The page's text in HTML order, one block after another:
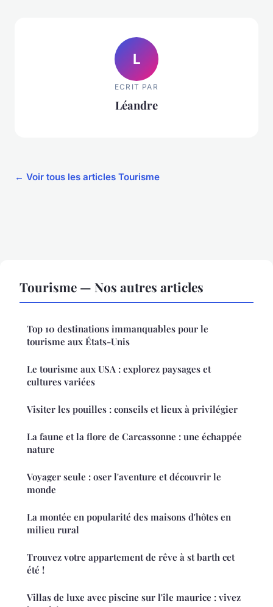
L
ECRIT PAR
Léandre
← Voir tous les articles Tourisme
Tourisme — Nos autres articles
Top 10 destinations immanquables pour le
tourisme aux États-Unis
Le tourisme aux USA : explorez paysages et
cultures variées
Visiter les pouilles : conseils et lieux à privilégier
La faune et la flore de Carcassonne : une échappée
nature
Voyager seule : oser l'aventure et découvrir le
monde
La montée en popularité des maisons d'hôtes en
milieu rural
Trouvez votre appartement de rêve à st barth cet
été !
Villas de luxe avec piscine sur l'île maurice : vivez